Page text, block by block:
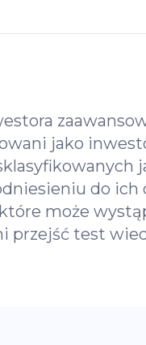
jako
do ich
może
przejść test